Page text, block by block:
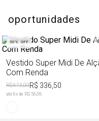
oportunidades
50% OFF
Vestido Super Midi De
Com Renda
R$ 673,00R$ 336,50
até 6x de R$ 56,08